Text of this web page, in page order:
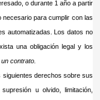
o durante 1 año a partir
necesario para cumplir con las
automatizadas. Los datos no
una obligación legal y los
contrato
siguientes derechos sobre sus
u olvido, limitación,